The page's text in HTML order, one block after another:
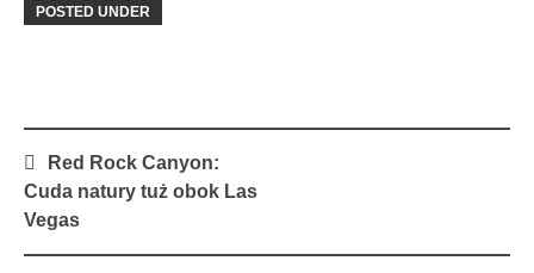
POSTED UNDER
Post
navigation
Red Rock Canyon:
Cuda natury tuż obok Las
Vegas